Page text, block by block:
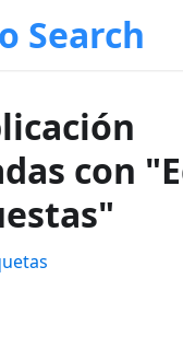
Search
con